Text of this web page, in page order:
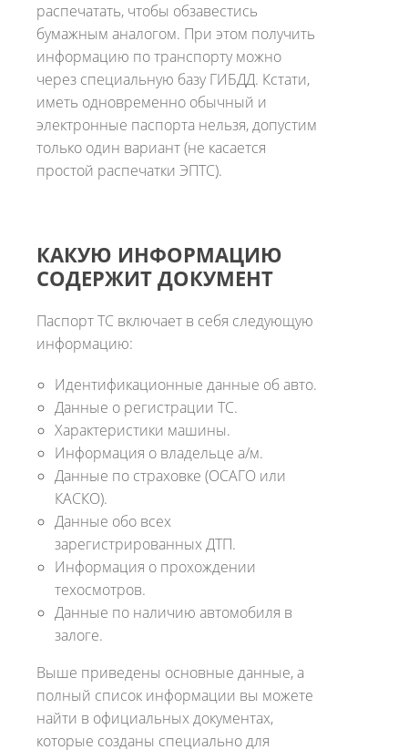
распечатать, чтобы обзавестись
бумажным аналогом. При этом получить
информацию по транспорту можно
через специальную базу ГИБДД. Кстати,
иметь одновременно обычный и
электронные паспорта нельзя, допустим
только один вариант (не касается
простой распечатки ЭПТС).
КАКУЮ ИНФОРМАЦИЮ
СОДЕРЖИТ ДОКУМЕНТ
Паспорт ТС включает в себя следующую
информацию:
Идентификационные данные об авто.
Данные о регистрации ТС.
Характеристики машины.
Информация о владельце а/м.
Данные по страховке (ОСАГО или
КАСКО).
Данные обо всех
зарегистрированных ДТП.
Информация о прохождении
техосмотров.
Данные по наличию автомобиля в
залоге.
Выше приведены основные данные, а
полный список информации вы можете
найти в официальных документах,
которые созданы специально для